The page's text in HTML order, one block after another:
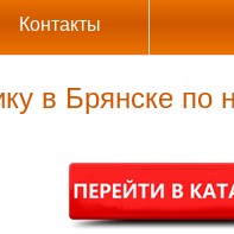
Контакты
в Брянске по